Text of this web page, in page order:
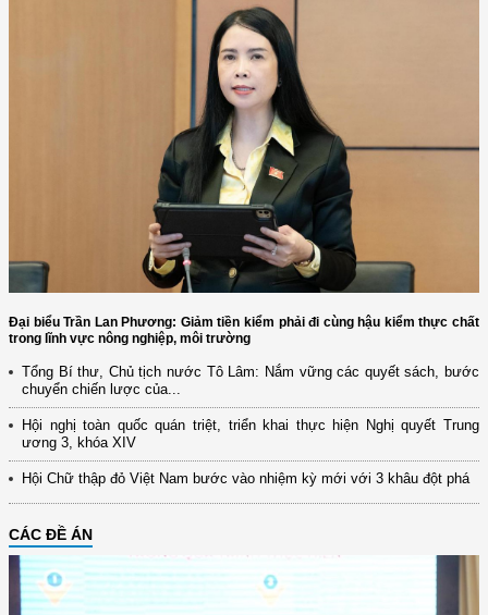
Đại biểu Trần Lan Phương: Giảm tiền kiểm phải đi cùng hậu kiểm thực chất
trong lĩnh vực nông nghiệp, môi trường
Tổng Bí thư, Chủ tịch nước Tô Lâm: Nắm vững các quyết sách, bước
chuyển chiến lược của...
Hội nghị toàn quốc quán triệt, triển khai thực hiện Nghị quyết Trung
ương 3, khóa XIV
Hội Chữ thập đỏ Việt Nam bước vào nhiệm kỳ mới với 3 khâu đột phá
CÁC ĐỀ ÁN